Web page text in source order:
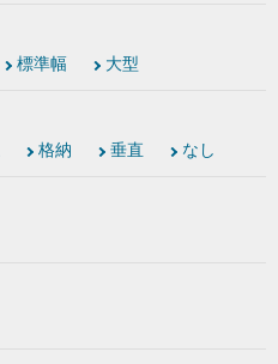
標準幅 大型
格納 垂直 なし